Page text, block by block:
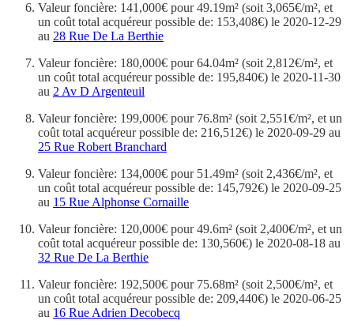
Valeur foncière: 141,000€ pour 49.19m² (soit 3,065€/m², et
un coût total acquéreur possible de: 153,408€) le 2020-12-29
au 28 Rue De La Berthie
Valeur foncière: 180,000€ pour 64.04m² (soit 2,812€/m², et
un coût total acquéreur possible de: 195,840€) le 2020-11-30
au 2 Av D Argenteuil
Valeur foncière: 199,000€ pour 76.8m² (soit 2,551€/m², et un
coût total acquéreur possible de: 216,512€) le 2020-09-29 au
25 Rue Robert Branchard
Valeur foncière: 134,000€ pour 51.49m² (soit 2,436€/m², et
un coût total acquéreur possible de: 145,792€) le 2020-09-25
au 15 Rue Alphonse Cornaille
Valeur foncière: 120,000€ pour 49.6m² (soit 2,400€/m², et un
coût total acquéreur possible de: 130,560€) le 2020-08-18 au
32 Rue De La Berthie
Valeur foncière: 192,500€ pour 75.68m² (soit 2,500€/m², et
un coût total acquéreur possible de: 209,440€) le 2020-06-25
au 16 Rue Adrien Decobecq